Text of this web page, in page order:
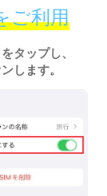
ご利用
タップし、
します。